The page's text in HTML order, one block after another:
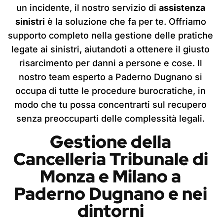
un incidente, il nostro servizio di assistenza
sinistri è la soluzione che fa per te. Offriamo
supporto completo nella gestione delle pratiche
legate ai sinistri, aiutandoti a ottenere il giusto
risarcimento per danni a persone e cose. Il
nostro team esperto a Paderno Dugnano si
occupa di tutte le procedure burocratiche, in
modo che tu possa concentrarti sul recupero
senza preoccuparti delle complessità legali.
Gestione della
Cancelleria Tribunale di
Monza e Milanoa
Paderno Dugnanoe nei
dintorni